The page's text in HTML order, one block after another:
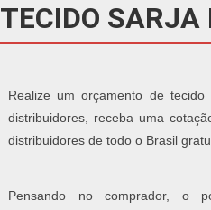
TECIDO SARJA
Realize um orçamento de
distribuidores, receba uma
distribuidores de todo o Brasil
Pensando no comprador, o